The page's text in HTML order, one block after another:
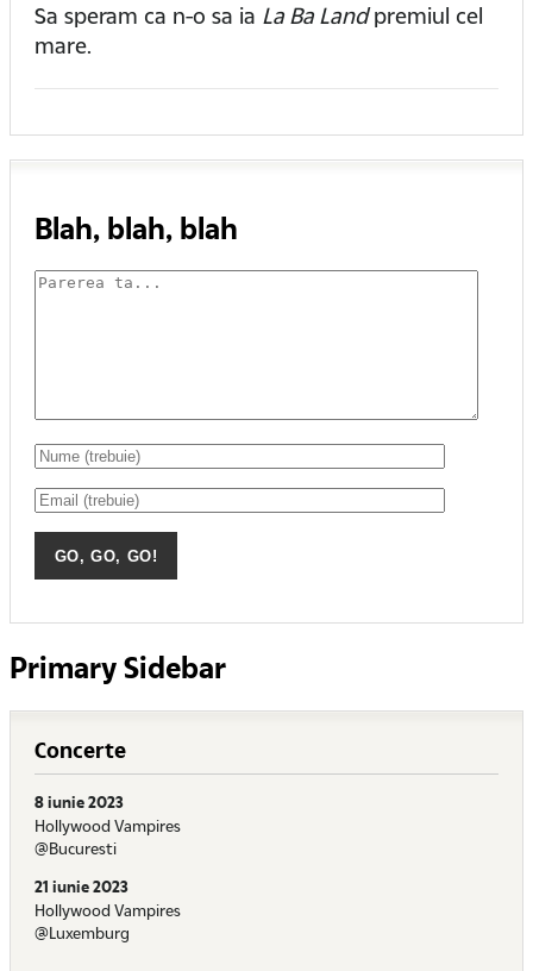
Sa speram ca n-o sa ia La Ba Landpremiul cel
mare.
Blah, blah, blah
Primary Sidebar
Concerte
8 iunie 2023
Hollywood Vampires
@Bucuresti
21 iunie 2023
Hollywood Vampires
@Luxemburg